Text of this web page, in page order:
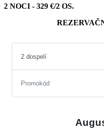
2 NOCI - 329 €/2 OS.